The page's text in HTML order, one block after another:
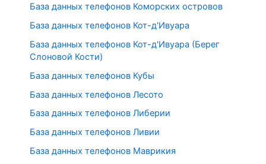
База данных телефонов Коморских островов
База данных телефонов Кот-д'Ивуара
База данных телефонов Кот-д'Ивуара (Берег
Слоновой Кости)
База данных телефонов Кубы
База данных телефонов Лесото
База данных телефонов Либерии
База данных телефонов Ливии
База данных телефонов Маврикия